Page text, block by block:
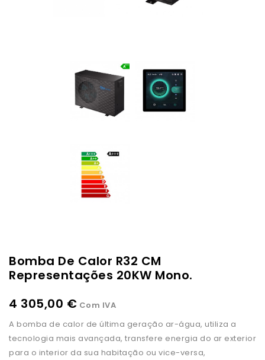
Bomba De Calor R32 CM
Representações 20KW Mono.
4 305,00 € Com IVA
A bomba de calor de última geração ar-água, utiliza a
tecnologia mais avançada, transfere energia do ar exterior
para o interior da sua habitação ou vice-versa,